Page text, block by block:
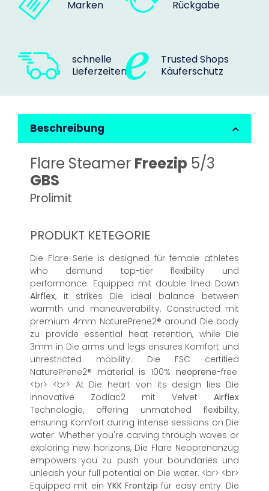
Marken
Rückgabe
schnelle
Lieferzeiten
Trusted Shops
Käuferschutz
Beschreibung
Flare Steamer Freezip 5/3
GBS
Prolimit
PRODUKT KETEGORIE
Die Flare Serie is designed für female athletes
who demund top-tier flexibility und
performance. Equipped mit double lined Down
Airflex, it strikes Die ideal balance between
warmth und maneuverability. Constructed mit
premium 4mm NaturePrene2® around Die body
zu provide essential heat retention, while Die
3mm in Die arms und legs ensures Komfort und
unrestricted mobility. Die FSC certified
NaturePrene2® material is 100% neoprene-free.
<br> <br> At Die heart von its design lies Die
innovative Zodiac2 mit Velvet Airflex
Technologie, offering unmatched flexibility,
ensuring Komfort during intense sessions on Die
water. Whether you're carving through waves or
exploring new horizons, Die Flare Neoprenanzug
empowers you zu push your boundaries und
unleash your full potential on Die water. <br> <br>
Equipped mit ein YKK Frontzip für easy entry. Die